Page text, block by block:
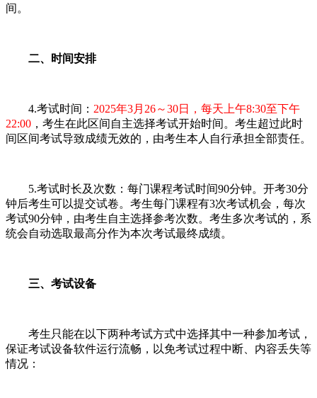
间。
二、时间安排
4.考试时间： 2025年3月26～30日，每天上午8:30至下午
22:00 ，考生在此区间自主选择考试开始时间。考生超过此时
间区间考试导致成绩无效的，由考生本人自行承担全部责任。
5.考试时长及次数：每门课程考试时间90分钟。开考30分
钟后考生可以提交试卷。考生每门课程有3次考试机会，每次
考试90分钟，由考生自主选择参考次数。考生多次考试的，系
统会自动选取最高分作为本次考试最终成绩。
三、考试设备
考生只能在以下两种考试方式中选择其中一种参加考试，
保证考试设备软件运行流畅，以免考试过程中断、内容丢失等
情况：